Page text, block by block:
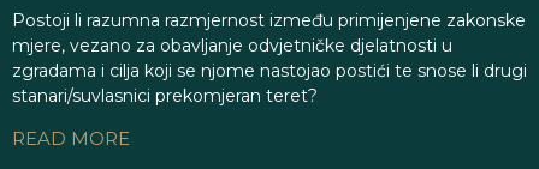
Postoji li razumna razmjernost između primijenjene zakonske
mjere, vezano za obavljanje odvjetničke djelatnosti u
zgradama i cilja koji se njome nastojao postići te snose li drugi
stanari/suvlasnici prekomjeran teret?
READ MORE